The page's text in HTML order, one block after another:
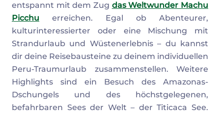
entspannt mit dem Zug das Weltwunder Machu
Picchu erreichen. Egal ob Abenteurer,
kulturinteressierter oder eine Mischung mit
Strandurlaub und Wüstenerlebnis – du kannst
dir deine Reisebausteine zu deinem individuellen
Peru-Traumurlaub zusammenstellen. Weitere
Highlights sind ein Besuch des Amazonas-
Dschungels und des höchstgelegenen,
befahrbaren Sees der Welt – der Titicaca See.